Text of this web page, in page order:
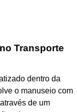
Transporte
dentro da
o manuseio com
de um